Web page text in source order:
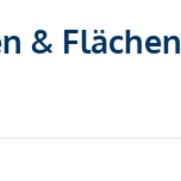
& Flächen